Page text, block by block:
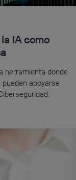
IA como
herramienta donde
apoyarse